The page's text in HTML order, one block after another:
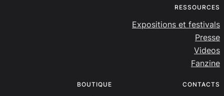
RESSOURCES
Expositions et festivals
Presse
Videos
Fanzine
BOUTIQUE CONTACTS